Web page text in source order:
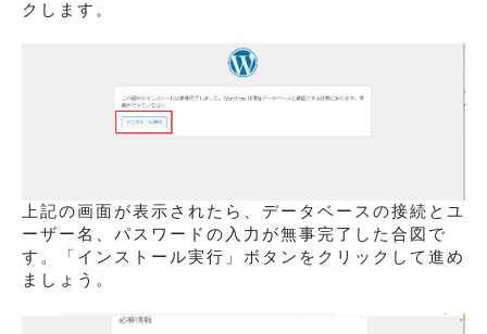
クします。
上記の画面が表示されたら、データベースの接続とユ
ーザー名、パスワードの入力が無事完了した合図で
す。「インストール実行」ボタンをクリックして進め
ましょう。